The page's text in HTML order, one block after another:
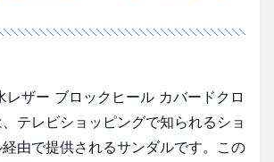
レザー ブロックヒール カバードクロ
テレビショッピングで知られるショ
由で提供されるサンダルです。この